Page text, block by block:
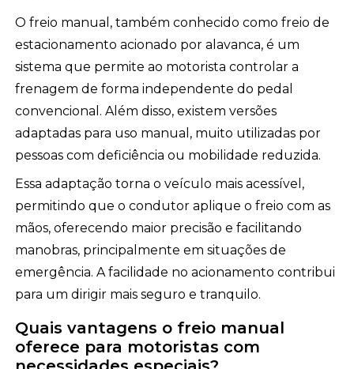
O freio manual, também conhecido como freio de
estacionamento acionado por alavanca, é um
sistema que permite ao motorista controlar a
frenagem de forma independente do pedal
convencional. Além disso, existem versões
adaptadas para uso manual, muito utilizadas por
pessoas com deficiência ou mobilidade reduzida.
Essa adaptação torna o veículo mais acessível,
permitindo que o condutor aplique o freio com as
mãos, oferecendo maior precisão e facilitando
manobras, principalmente em situações de
emergência. A facilidade no acionamento contribui
para um dirigir mais seguro e tranquilo.
Quais vantagens o freio manual
oferece para motoristas com